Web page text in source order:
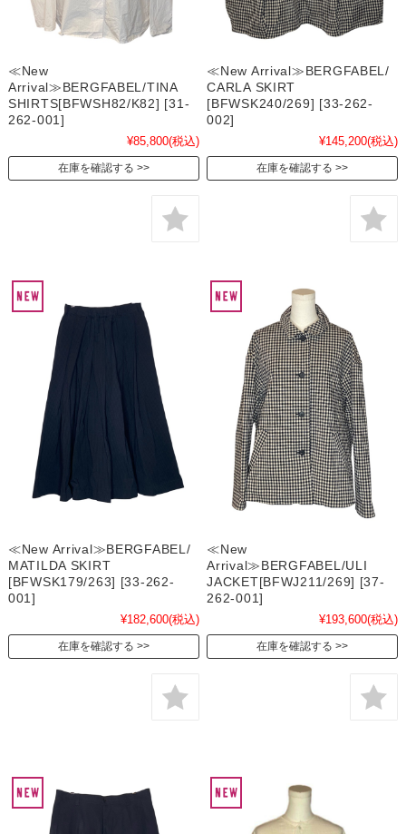
≪New
Arrival≫BERGFABEL/TINA
SHIRTS[BFWSH82/K82] [31-
262-001]
¥85,800(税込)
在庫を確認する
≪New Arrival≫BERGFABEL/
CARLA SKIRT
[BFWSK240/269] [33-262-
002]
¥145,200(税込)
在庫を確認する
≪New Arrival≫BERGFABEL/
MATILDA SKIRT
[BFWSK179/263] [33-262-
001]
¥182,600(税込)
在庫を確認する
≪New
Arrival≫BERGFABEL/ULI
JACKET[BFWJ211/269] [37-
262-001]
¥193,600(税込)
在庫を確認する